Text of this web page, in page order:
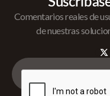
Comentarios reales de
de nuestras